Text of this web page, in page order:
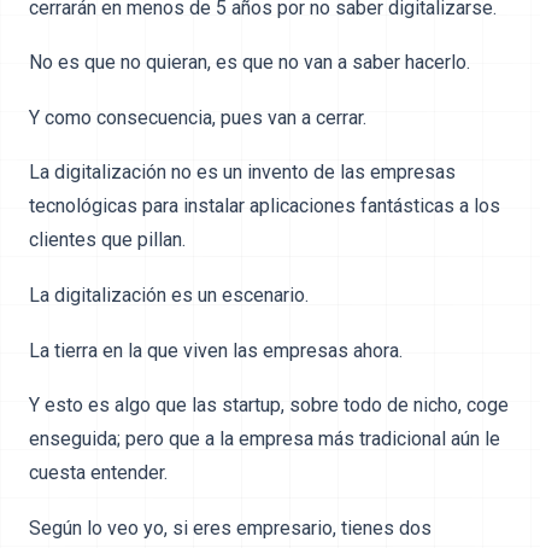
cerrarán en menos de 5 años por no saber digitalizarse.
No es que no quieran, es que no van a saber hacerlo.
Y como consecuencia, pues van a cerrar.
La digitalización no es un invento de las empresas
tecnológicas para instalar aplicaciones fantásticas a los
clientes que pillan.
La digitalización es un escenario.
La tierra en la que viven las empresas ahora.
Y esto es algo que las startup, sobre todo de nicho, coge
enseguida; pero que a la empresa más tradicional aún le
cuesta entender.
Según lo veo yo, si eres empresario, tienes dos